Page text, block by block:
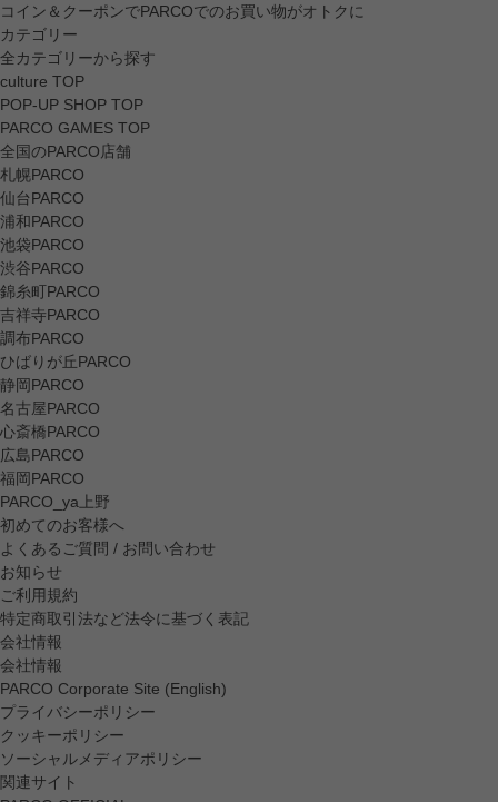
コイン＆クーポンでPARCOでのお買い物がオトクに
カテゴリー
全カテゴリーから探す
culture TOP
POP-UP SHOP TOP
PARCO GAMES TOP
全国のPARCO店舗
札幌PARCO
仙台PARCO
浦和PARCO
池袋PARCO
渋谷PARCO
錦糸町PARCO
吉祥寺PARCO
調布PARCO
ひばりが丘PARCO
静岡PARCO
名古屋PARCO
心斎橋PARCO
広島PARCO
福岡PARCO
PARCO_ya上野
初めてのお客様へ
よくあるご質問 / お問い合わせ
お知らせ
ご利用規約
特定商取引法など法令に基づく表記
会社情報
会社情報
PARCO Corporate Site (English)
プライバシーポリシー
クッキーポリシー
ソーシャルメディアポリシー
関連サイト